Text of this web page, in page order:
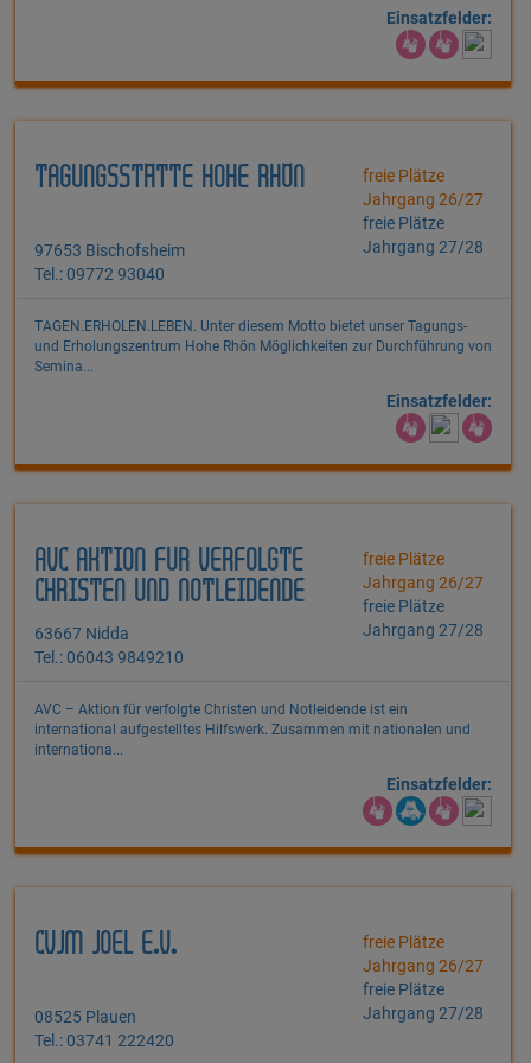
Einsatzfelder:
TAGUNGSSTÄTTE HOHE RHÖN
97653 Bischofsheim
Tel.: 09772 93040
freie Plätze
Jahrgang 26/27
freie Plätze
Jahrgang 27/28
TAGEN.ERHOLEN.LEBEN. Unter diesem Motto bietet unser Tagungs-
und Erholungszentrum Hohe Rhön Möglichkeiten zur Durchführung von
Semina...
Einsatzfelder:
AVC AKTION FÜR VERFOLGTE
CHRISTEN UND NOTLEIDENDE
63667 Nidda
Tel.: 06043 9849210
freie Plätze
Jahrgang 26/27
freie Plätze
Jahrgang 27/28
AVC – Aktion für verfolgte Christen und Notleidende ist ein
international aufgestelltes Hilfswerk. Zusammen mit nationalen und
internationa...
Einsatzfelder:
CVJM JOEL E.V.
08525 Plauen
Tel.: 03741 222420
freie Plätze
Jahrgang 26/27
freie Plätze
Jahrgang 27/28